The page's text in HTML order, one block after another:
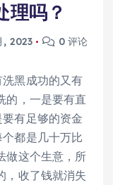
理吗？
, 2023 0 评论
黑成功的又有
的，一是要有直
有足够的资金
都是几十万比
做这个生意，所
，收了钱就消失